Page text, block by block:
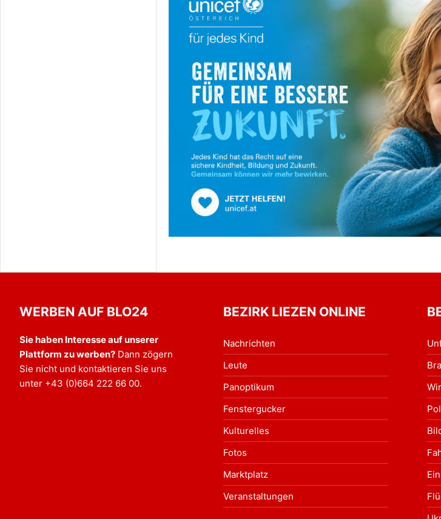
WERBEN AUF BLO24
Sie haben Interesse auf unserer
Plattform zu werben? Dann zögern
Sie nicht und kontaktieren Sie uns
unter +43 (0)664 222 66 00.
BEZIRK LIEZEN ONLINE
Nachrichten
Leute
Panoptikum
Fenstergucker
Kulturelles
Fotos
Marktplatz
Veranstaltungen